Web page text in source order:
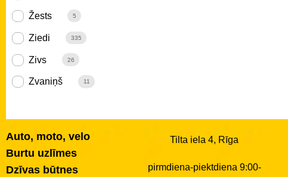
Žests 5
Ziedi 335
Zivs 26
Zvaniņš 11
Auto, moto, velo
Burtu uzlīmes
Dzīvas būtnes
Tilta iela 4, Rīga
pirmdiena-piektdiena 9:00-